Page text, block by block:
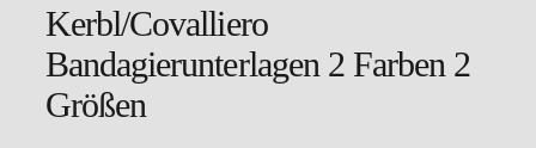
Kerbl/Covalliero
Bandagierunterlagen 2 Farben 2
Größen